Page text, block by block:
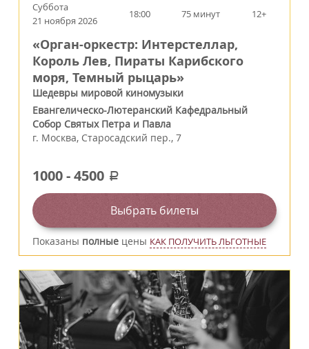
Суббота
21 ноября 2026
18:00 75 минут 12+
«Орган-оркестр: Интерстеллар,
Король Лев, Пираты Карибского
моря, Темный рыцарь»
Шедевры мировой киномузыки
Евангелическо-Лютеранский Кафедральный
Собор Святых Петра и Павла
г. Москва, Старосадский пер., 7
1000-4500 a
Выбрать билеты
Показаны полные цены КАК ПОЛУЧИТЬ ЛЬГОТНЫЕ